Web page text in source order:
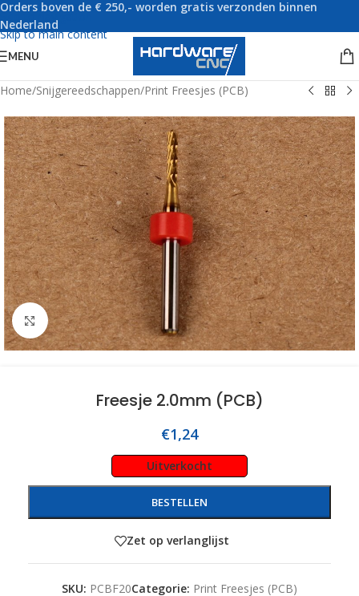
Skip to navigation
Skip to main content
Orders boven de € 250,- worden gratis verzonden binnen
Nederland
MENU
Home/Snijgereedschappen/Print Freesjes (PCB)
Click to enlarge
Freesje 2.0mm (PCB)
€1,24
Uitverkocht
BESTELLEN
Zet op verlanglijst
SKU: PCBF20Categorie: Print Freesjes (PCB)